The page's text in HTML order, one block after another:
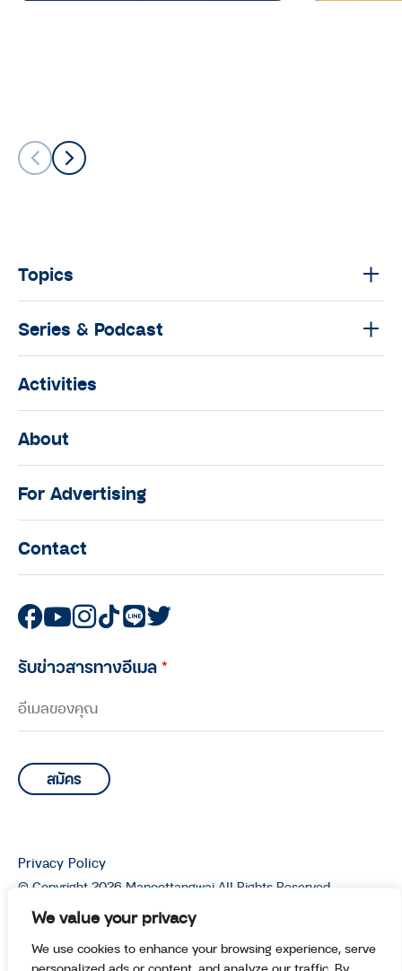
We value your privacy
We use cookies to enhance your browsing experience, serve
Topics
Series & Podcast
Activities
About
For Advertising
Contact
รับข่าวสารทางอีเมล*
© Copyright 2026 Manoottangwai All Rights Reserved.
Privacy Policy